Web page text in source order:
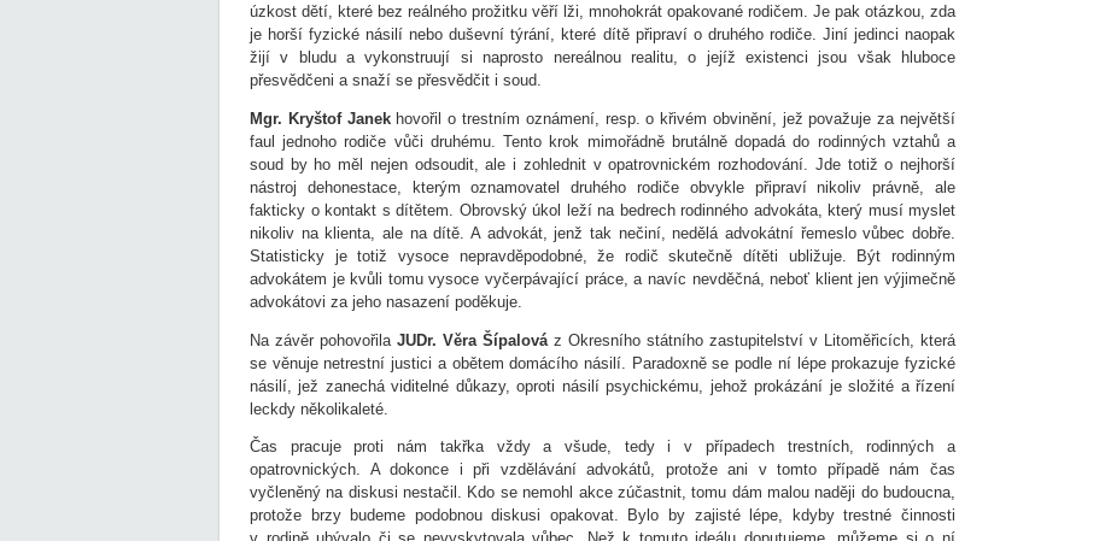
úzkost dětí, které bez reálného prožitku věří lži, mnohokrát opakované rodičem. Je pak otázkou, zda
je horší fyzické násilí nebo duševní týrání, které dítě připraví o druhého rodiče. Jiní jedinci naopak
žijí v bludu a vykonstruují si naprosto nereálnou realitu, o jejíž existenci jsou však hluboce
přesvědčeni a snaží se přesvědčit i soud.
Mgr. Kryštof Janek hovořil o trestním oznámení, resp. o křivém obvinění, jež považuje za největší
faul jednoho rodiče vůči druhému. Tento krok mimořádně brutálně dopadá do rodinných vztahů a
soud by ho měl nejen odsoudit, ale i zohlednit v opatrovnickém rozhodování. Jde totiž o nejhorší
nástroj dehonestace, kterým oznamovatel druhého rodiče obvykle připraví nikoliv právně, ale
fakticky o kontakt s dítětem. Obrovský úkol leží na bedrech rodinného advokáta, který musí myslet
nikoliv na klienta, ale na dítě. A advokát, jenž tak nečiní, nedělá advokátní řemeslo vůbec dobře.
Statisticky je totiž vysoce nepravděpodobné, že rodič skutečně dítěti ubližuje. Být rodinným
advokátem je kvůli tomu vysoce vyčerpávající práce, a navíc nevděčná, neboť klient jen výjimečně
advokátovi za jeho nasazení poděkuje.
Na závěr pohovořila JUDr. Věra Šípalová z Okresního státního zastupitelství v Litoměřicích, která
se věnuje netrestní justici a obětem domácího násilí. Paradoxně se podle ní lépe prokazuje fyzické
násilí, jež zanechá viditelné důkazy, oproti násilí psychickému, jehož prokázání je složité a řízení
leckdy několikaleté.
Čas pracuje proti nám takřka vždy a všude, tedy i v případech trestních, rodinných a
opatrovnických. A dokonce i při vzdělávání advokátů, protože ani v tomto případě nám čas
vyčleněný na diskusi nestačil. Kdo se nemohl akce zúčastnit, tomu dám malou naději do budoucna,
protože brzy budeme podobnou diskusi opakovat. Bylo by zajisté lépe, kdyby trestné činnosti